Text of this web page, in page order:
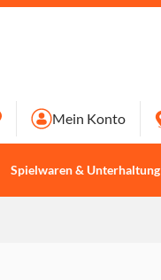
Spielwaren & Unterhaltung
Mein Konto